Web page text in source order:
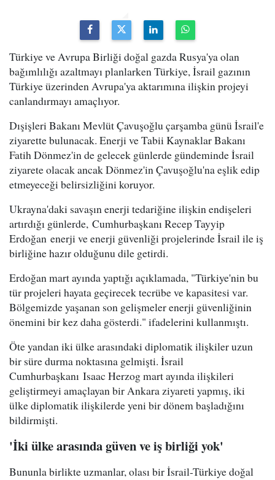
Türkiye ve Avrupa Birliği doğal gazda Rusya'ya olan
bağımlılığı azaltmayı planlarken Türkiye, İsrail gazının
Türkiye üzerinden Avrupa'ya aktarımına ilişkin projeyi
canlandırmayı amaçlıyor.
Dışişleri Bakanı Mevlüt Çavuşoğlu çarşamba günü İsrail'e
ziyarette bulunacak. Enerji ve Tabii Kaynaklar Bakanı
Fatih Dönmez'in de gelecek günlerde gündeminde İsrail
ziyarete olacak ancak Dönmez'in Çavuşoğlu'na eşlik edip
etmeyeceği belirsizliğini koruyor.
Ukrayna'daki savaşın enerji tedariğine ilişkin endişeleri
artırdığı günlerde, Cumhurbaşkanı Recep Tayyip
Erdoğan enerji ve enerji güvenliği projelerinde İsrail ile iş
birliğine hazır olduğunu dile getirdi.
Erdoğan mart ayında yaptığı açıklamada, "Türkiye'nin bu
tür projeleri hayata geçirecek tecrübe ve kapasitesi var.
Bölgemizde yaşanan son gelişmeler enerji güvenliğinin
önemini bir kez daha gösterdi." ifadelerini kullanmıştı.
Öte yandan iki ülke arasındaki diplomatik ilişkiler uzun
bir süre durma noktasına gelmişti. İsrail
Cumhurbaşkanı Isaac Herzog mart ayında ilişkileri
geliştirmeyi amaçlayan bir Ankara ziyareti yapmış, iki
ülke diplomatik ilişkilerde yeni bir dönem başladığını
bildirmişti.
'İki ülke arasında güven ve iş birliği yok'
Bununla birlikte uzmanlar, olası bir İsrail-Türkiye doğal